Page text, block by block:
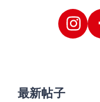
最新帖子